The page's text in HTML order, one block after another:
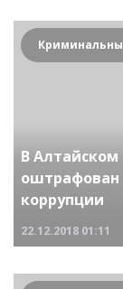
В
оштрафован
коррупции
22.12.2018 01:11